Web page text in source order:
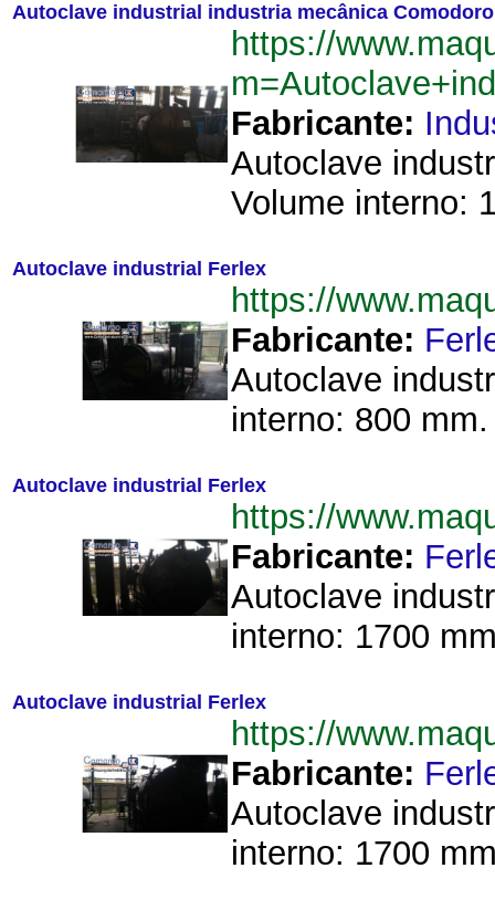
Autoclave industrial industria mecânica Comodoro
https://
Fabricante:
Autoclave
Volume interno:
Autoclave industrial Ferlex
https://
Fabricante:
Autoclave
interno: 800
Autoclave industrial Ferlex
https://
Fabricante:
Autoclave
interno: 1700
Autoclave industrial Ferlex
https://
Fabricante:
Autoclave
interno: 1700